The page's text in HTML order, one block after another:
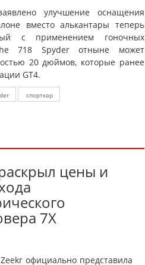
улучшение оснащения
вместо алькантары теперь
с применением гоночных
718 Spyder отныне может
20 дюймов, которые ранее
GT4.
спорткар
цены и
7X
официально представила